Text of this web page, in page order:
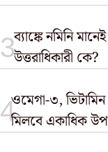
ব্যাঙ্কে নমিনি
উত্তরাধিকারী কে?
ওমেগা-৩,
মিলবে একাধিক